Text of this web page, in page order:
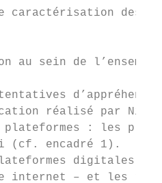
caractérisation des
au sein de
réalisé par
: les
(cf. encadré 1).
digitales
internet – et les